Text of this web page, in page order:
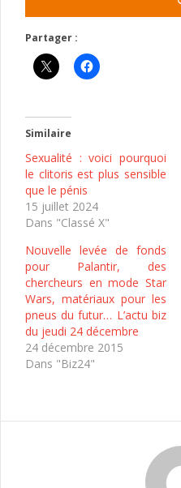
Partager :
Similaire
Sexualité : voici pourquoi
le clitoris est plus sensible
que le pénis
15 juillet 2024
Dans "Classé X"
Nouvelle levée de fonds
pour Palantir, des
chercheurs en mode Star
Wars, matériaux pour les
pneus du futur… L’actu biz
du jeudi 24 décembre
24 décembre 2015
Dans "Biz24"